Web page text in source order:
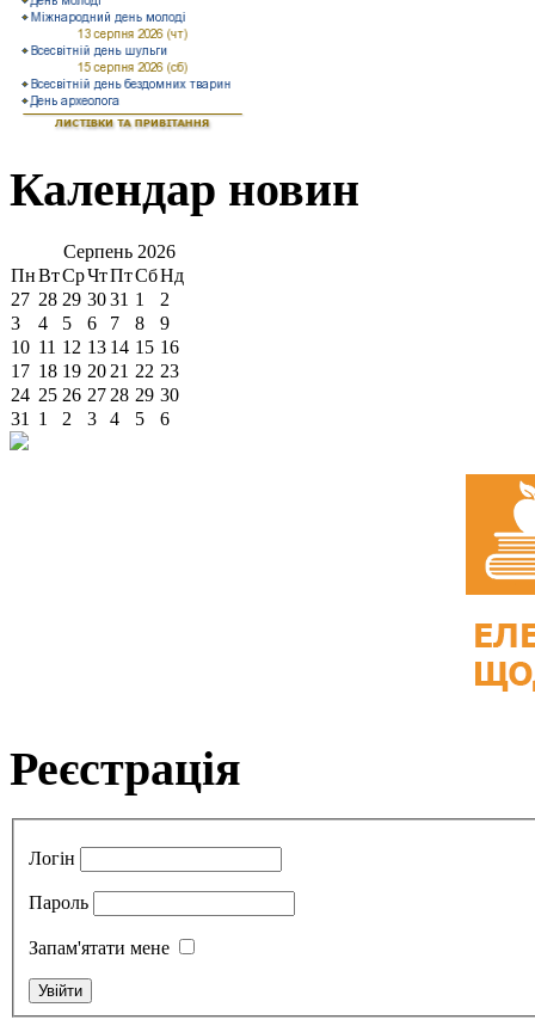
Календар новин
Серпень 2026
ПнВтСрЧтПтСбНд
27 28 29 3031 1
2
3
4 5 6 7 8
9
10 11 12 13 14 15 16
17 18 19 20 21 22 23
24 25 26 27 28 29 30
31
1 2 3 4 5 6
Реєстрація
Логін
Пароль
Запам'ятати мене